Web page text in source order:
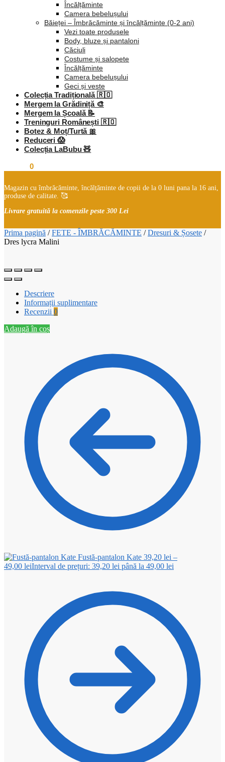
Încălțăminte
Camera bebelușului
Băieței – Îmbrăcăminte și încălțăminte (0-2 ani)
Vezi toate produsele
Body, bluze și pantaloni
Căciuli
Costume și salopete
Încălțăminte
Camera bebelușului
Geci și veste
Colecția Tradițională 🇷🇴
Mergem la Grădiniță 🎨
Mergem la Școală 📝
Treninguri Românești 🇷🇴
Botez & Moț/Turtă 🎀
Reduceri 😱
Colecția LaBubu 🧸
0
Magazin cu îmbrăcăminte, încălțăminte de copii de la 0 luni pana la 16 ani,
produse de calitate. 🥰
Livrare gratuită la comenzile peste 300 Lei
Prima pagină /FETE - ÎMBRĂCĂMINTE /Dresuri & Șosete /
Dres lycra Malini
Descriere
Informații suplimentare
Recenzii 0
Adaugă în coș
Fustă-pantalon Kate 39,20 lei –
49,00 leiInterval de prețuri: 39,20 lei până la 49,00 lei